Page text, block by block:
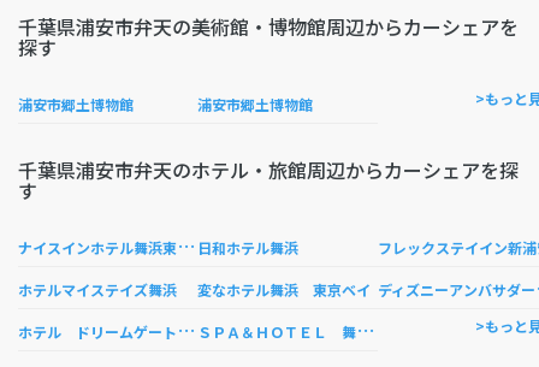
千葉県浦安市弁天の美術館・博物館周辺からカーシェアを
探す
浦安市郷土博物館 浦安市郷土博物館 >もっと
千葉県浦安市弁天のホテル・旅館周辺からカーシェアを探
す
ナ
イスインホテル舞浜東京ベイ〜Ｐｒｅｍｉｕｍ〜 日和ホテル舞浜 フレックステイイン新
ホテルマイステイズ舞浜 変なホテル舞浜 東京ベイ
ホ
テル ドリームゲート舞浜 Ｓ
ＰＡ＆ＨＯＴＥＬ 舞浜ユーラシア >もっと